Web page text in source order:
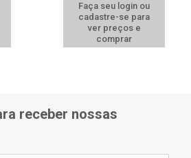
Faça seu login ou
cadastre-se para
ver preços e
comprar
receber nossas